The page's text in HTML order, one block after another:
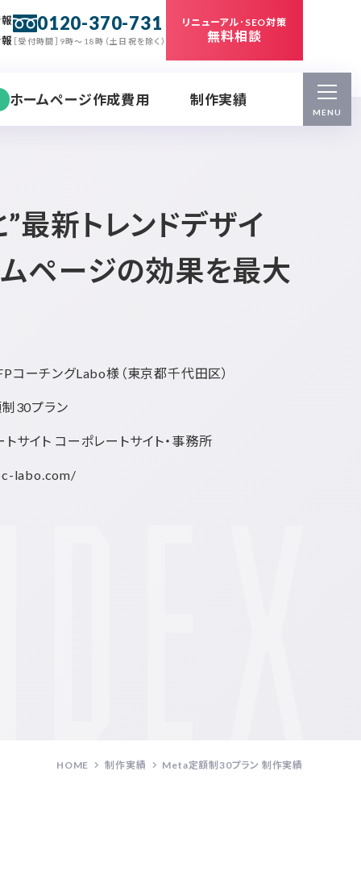
0120-370-731
［受付時間］9時～18時（土日祝を除く）
リニューアル･SEO対策
無料相談
ホームページ作成費用 制作実績
MENU
最新トレンドデザイ
ムページの効果を最大
コーチングLabo様 （東京都千代田区）
30プラン
サイト コーポレートサイト・事務所
labo.com/
HOME 制作実績 Meta定額制30プラン 制作実績